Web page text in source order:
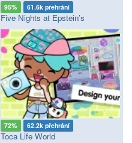
95% 61.6k přehrání
Five Nights at Epstein’s
72% 62.2k přehrání
Toca Life World